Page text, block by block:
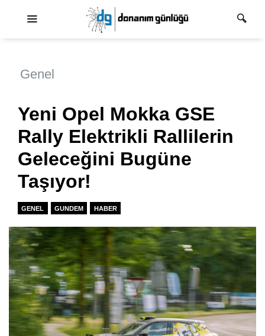
Genel
Yeni Opel Mokka GSE
Rally Elektrikli Rallilerin
Geleceğini Bugüne
Taşıyor!
GENEL GUNDEM HABER